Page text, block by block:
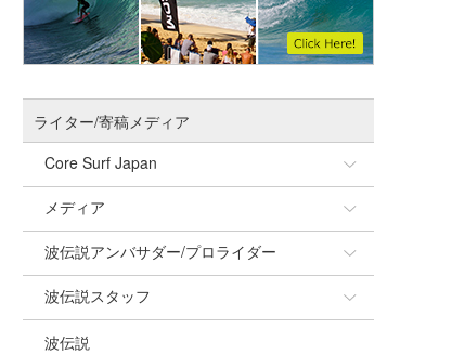
ライター/寄稿メディア
Core Surf Japan
Naoya Kimoto
mitsuteru Kamio
Yasunari Inoue
Yoshiyuki Obata
メディア
SURFMEDIA
Colors MAGAZINE
WAVAL
波伝説アンバサダー/プロライダー
福島寿実子
中浦“JET”章
波伝説スタッフ
☆加藤
波伝説